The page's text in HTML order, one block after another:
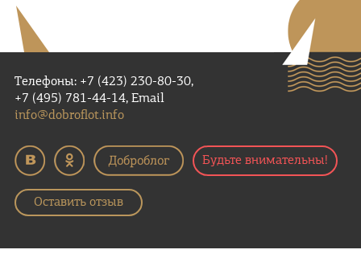
Телефоны: +7 (423) 230-80-30,
+7 (495) 781-44-14, Email
info@dobroflot.info
Будьте внимательны!
Оставить отзыв